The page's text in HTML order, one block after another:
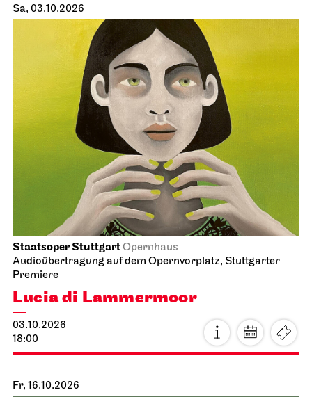
Sa, 03.10.2026
Staatsoper StuttgartOpernhaus
Audioübertragung auf dem Opernvorplatz, Stuttgarter
Premiere
Lucia di Lammermoor
03.10.2026
18:00
Fr, 16.10.2026